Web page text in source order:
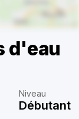
d'eau
Niveau
Débutant